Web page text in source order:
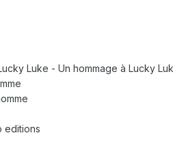
Luke - Un hommage à Lucky
editions